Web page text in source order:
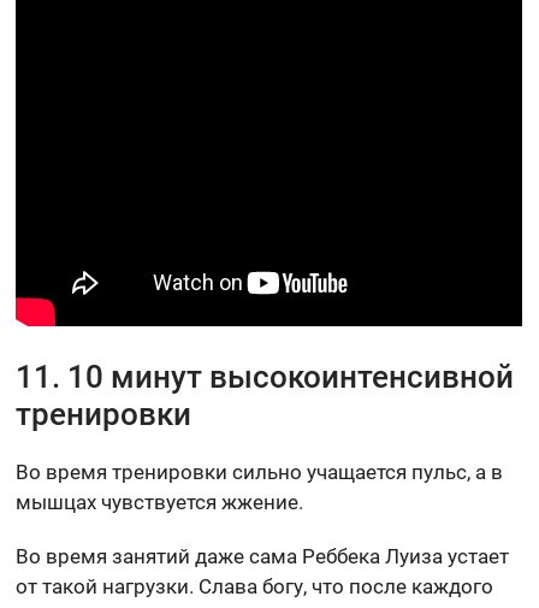
11. 10 минут высокоинтенсивной
тренировки
Во время тренировки сильно учащается пульс, а в
мышцах чувствуется жжение.
Во время занятий даже сама Реббека Луиза устает
от такой нагрузки. Слава богу, что после каждого